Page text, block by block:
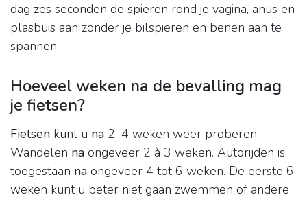
dag zes seconden de spieren rond je vagina, anus en
plasbuis aan zonder je bilspieren en benen aan te
spannen.
Hoeveel weken na de bevalling mag
je fietsen?
Fietsen kunt u na 2–4 weken weer proberen.
Wandelen na ongeveer 2 à 3 weken. Autorijden is
toegestaan na ongeveer 4 tot 6 weken. De eerste 6
weken kunt u beter niet gaan zwemmen of andere